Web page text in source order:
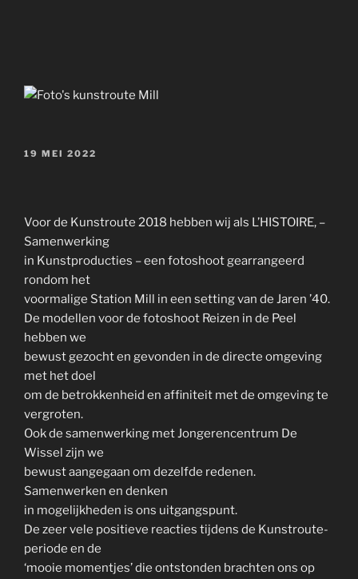
GEPLAATST
19 MEI 2022
Voor de Kunstroute 2018 hebben wij als L’HISTOIRE, –
Samenwerking
in Kunstproducties – een fotoshoot gearrangeerd
rondom het
voormalige Station Mill in een setting van de Jaren ’40.
De modellen voor de fotoshoot Reizen in de Peel
hebben we
bewust gezocht en gevonden in de directe omgeving
met het doel
om de betrokkenheid en affiniteit met de omgeving te
vergroten.
Ook de samenwerking met Jongerencentrum De
Wissel zijn we
bewust aangegaan om dezelfde redenen.
Samenwerken en denken
in mogelijkheden is ons uitgangspunt.
De zeer vele positieve reacties tijdens de Kunstroute-
periode en de
‘mooie momentjes’ die ontstonden brachten ons op